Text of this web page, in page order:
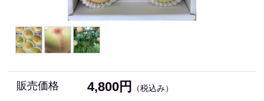
販売価格 4,800円 （税込み）